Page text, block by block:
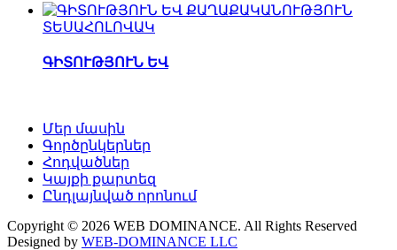
ՏԵՍԱՀՈԼՈՎԱԿ
ԳԻՏՈՒԹՅՈՒՆ ԵՎ
Մեր մասին
Գործընկերներ
Հոդվածներ
Կայքի քարտեզ
Ընդլայնված որոնում
Copyright © 2026 WEB DOMINANCE. All Rights Reserved
Designed by WEB-DOMINANCE LLC